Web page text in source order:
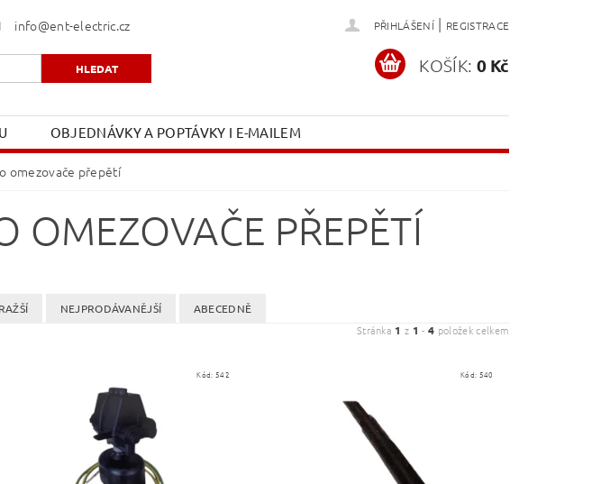
info@ent-electric.cz PŘIHLÁŠENÍ | REGISTRACE
KOŠÍK: 0 Kč
OBJEDNÁVKY A POPTÁVKY I E-MAILEM
OBJEDNÁVKA
omezovače přepětí
OMEZOVAČE PŘEPĚTÍ
NEJPRODÁVANĚJŠÍ
ABECEDNĚ
Stránka 1 z 1 -4 položek celkem
Kód:542 Kód: 540